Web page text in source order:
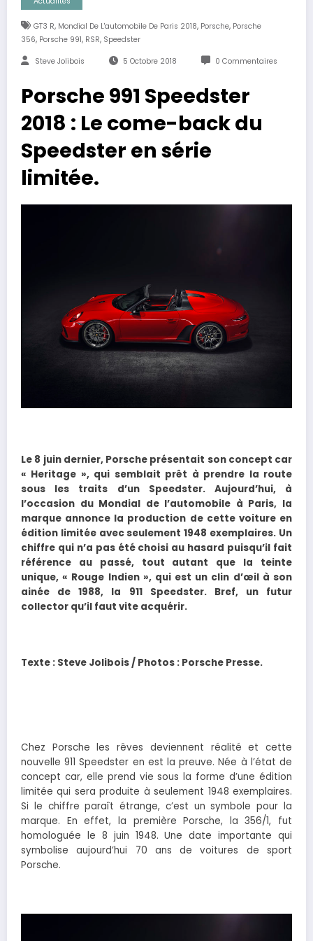
GT3 R, Mondial De L'automobile De Paris 2018, Porsche, Porsche
356, Porsche 991, RSR, Speedster
Steve Jolibois 5 Octobre 2018 0 Commentaires
Porsche 991 Speedster
2018 : Le come-back du
Speedster en série
limitée.
Le 8 juin dernier, Porsche présentait son concept car
« Heritage », qui semblait prêt à prendre la route
sous les traits d’un Speedster. Aujourd’hui, à
l’occasion du Mondial de l’automobile à Paris, la
marque annonce la production de cette voiture en
édition limitée avec seulement 1948 exemplaires. Un
chiffre qui n’a pas été choisi au hasard puisqu’il fait
référence au passé, tout autant que la teinte
unique, « Rouge Indien », qui est un clin d’œil à son
ainée de 1988, la 911 Speedster. Bref, un futur
collector qu’il faut vite acquérir.
Texte : Steve Jolibois / Photos : Porsche Presse.
Chez Porsche les rêves deviennent réalité et cette
nouvelle 911 Speedster en est la preuve. Née à l’état de
concept car, elle prend vie sous la forme d’une édition
limitée qui sera produite à seulement 1948 exemplaires.
Si le chiffre paraît étrange, c’est un symbole pour la
marque. En effet, la première Porsche, la 356/1, fut
homologuée le 8 juin 1948. Une date importante qui
symbolise aujourd’hui 70 ans de voitures de sport
Porsche.